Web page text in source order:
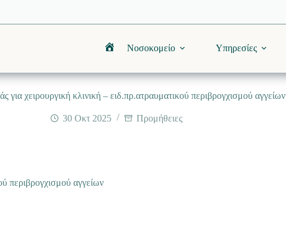
ΑρχικήΝοσοκομείο Υπηρεσίες
για χειρουργική κλινική – ειδ.πρ.ατραυματικού περιβρογχισμού αγγείων
30 Οκτ 2025 Προμήθειες
περιβρογχισμού αγγείων